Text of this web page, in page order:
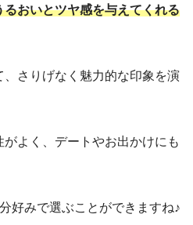
おいとツヤ感を与えてくれる
さりげなく魅力的な印象を演
よく、デートやお出かけにも
好みで選ぶことができますね♪